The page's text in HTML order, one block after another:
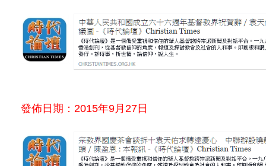
發佈日期：2015年9月27日